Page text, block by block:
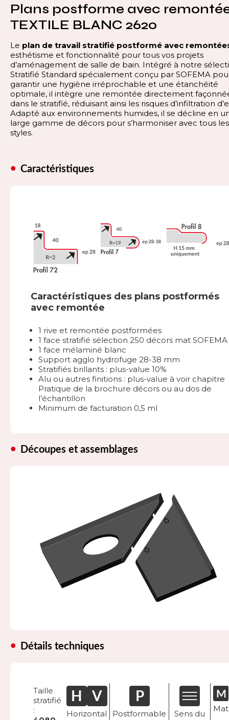
Plans postforme avec
TEXTILE BLANC 2620
Le plan de travail stratifié postformé avec
esthétisme et fonctionnalité pour tous vos projets
d’aménagement de salle de bain. Intégré à notre
Stratifié Standard spécialement conçu par SOFEMA
garantir une hygiène irréprochable et une étanchéité
optimale, il intègre une remontée directement
dans le stratifié, réduisant ainsi les risques d’infiltration
Adapté aux environnements humides, il se décline en
large gamme de décors pour s’harmoniser avec tous les
styles.
Caractéristiques
Caractéristiques des plans postformés
avec remontée
1 rive et remontée postformées
1 face stratifié sélection 250 décors mat SOFEMA
1 face mélaminé blanc
Support agglo hydrofuge 28-38 mm
Stratifiés brillants : plus-value 10%
Alu ou autres finitions : plus-value à voir chapitre
Pratique de la brochure décors ou au dos de
l’échantillon
Minimum de facturation 0,5 ml
Découpes et assemblages
Détails techniques
Taille
stratifié
:
Horizontal
Postformable
Sens du
Mat